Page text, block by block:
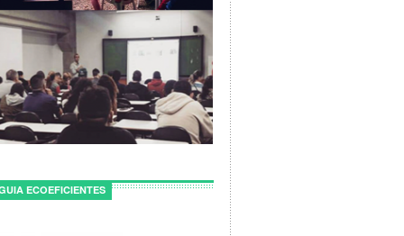
ECOEFICIENTES